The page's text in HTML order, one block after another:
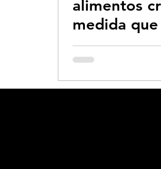
Consumismo
Colapso -Covid
alimentos
medida
de
Uganda y